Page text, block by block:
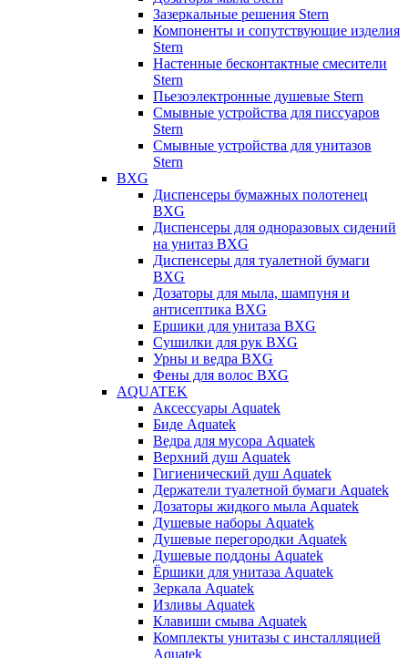
Зазеркальные решения Stern
Компоненты и сопутствующие изделия
Stern
Настенные бесконтактные смесители
Stern
Пьезоэлектронные душевые Stern
Смывные устройства для писсуаров
Stern
Смывные устройства для унитазов
Stern
BXG
Диспенсеры бумажных полотенец
BXG
Диспенсеры для одноразовых сидений
на унитаз BXG
Диспенсеры для туалетной бумаги
BXG
Дозаторы для мыла, шампуня и
антисептика BXG
Ершики для унитаза BXG
Сушилки для рук BXG
Урны и ведра BXG
Фены для волос BXG
AQUATEK
Аксессуары Aquatek
Биде Aquatek
Ведра для мусора Aquatek
Верхний душ Aquatek
Гигиенический душ Aquatek
Держатели туалетной бумаги Aquatek
Дозаторы жидкого мыла Aquatek
Душевые наборы Aquatek
Душевые перегородки Aquatek
Душевые поддоны Aquatek
Ёршики для унитаза Aquatek
Зеркала Aquatek
Изливы Aquatek
Клавиши смыва Aquatek
Комплекты унитазы с инсталляцией
Aquatek